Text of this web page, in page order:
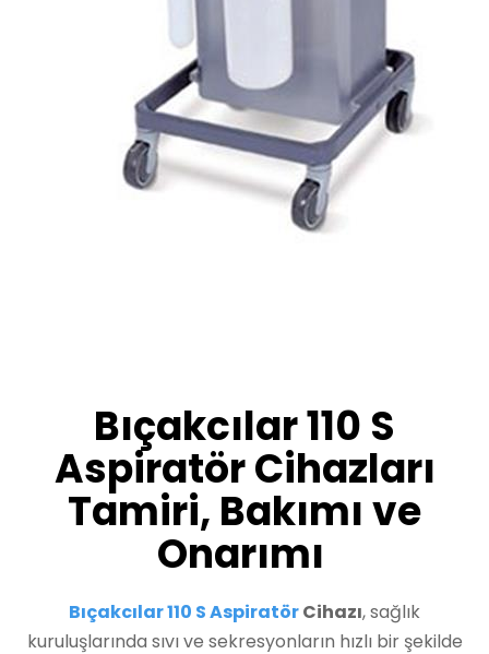
Bıçakcılar 110 S
Aspiratör Cihazları
Tamiri, Bakımı ve
Onarımı
Bıçakcılar 110 S AspiratörCihazı, sağlık
kuruluşlarında sıvı ve sekresyonların hızlı bir şekilde